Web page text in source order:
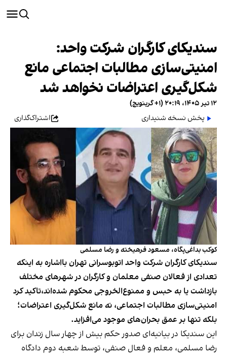
سندیکای کارگران شرکت واحد:
امنیتی‌سازی مطالبات اجتماعی مانع
شکل‌گیری اعتراضات نخواهد شد
۱۲ تیر ۱۴۰۵، ۲۰:۱۹ (‎+۱ گرینویچ)
پخش نسخه شنیداری
اشتراک‌گذاری
کوکب بداغی‌پگاه، مسعود فرهیخته و رضا مسلمی
سندیکای کارگران شرکت واحد اتوبوسرانی تهران بااشاره به اینکه
تعدادی از فعالان صنفی معلمان و‌ کارگران در شهرهای مختلف
بازداشت یا به حبس و ممنوع‌الخروجی محکوم شده‌اند،تاکید کرد
امنیتی‌سازی مطالبات اجتماعی، نه مانع شکل‌گیری اعتراضات؛
بلکه تنها بر عمق بحران‌های موجود می‌افزاید.
این سندیکا در بیانیه‌ای صدور حکم بیش از چهار سال زندان برای
رضا مسلمی، معلم و فعال صنفی، توسط شعبه دوم دادگاه